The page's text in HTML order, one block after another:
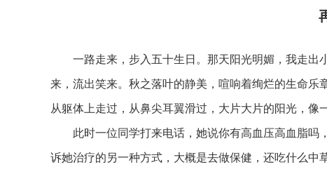
一路走来，步入五十生日。那天阳光明媚，我走出
来，流出笑来。秋之落叶的静美，喧响着绚烂的生命乐
从躯体上走过，从鼻尖耳翼滑过，大片大片的阳光，像
此时一位同学打来电话，她说你有高血压高血脂吗
诉她治疗的另一种方式，大概是去做保健，还吃什么中